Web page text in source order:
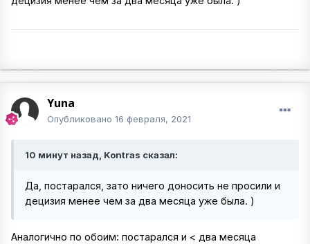
Yuna
Опубликовано 16 февраля, 2021
10 минут назад, Kontras сказал:
Да, постарался, зато ничего доносить не просили и
децизия менее чем за два месяца уже была. )
Аналогично по обоим: постарался и < два месяца